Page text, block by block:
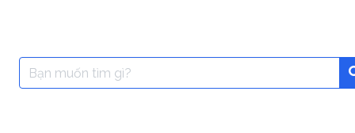
Search
for: